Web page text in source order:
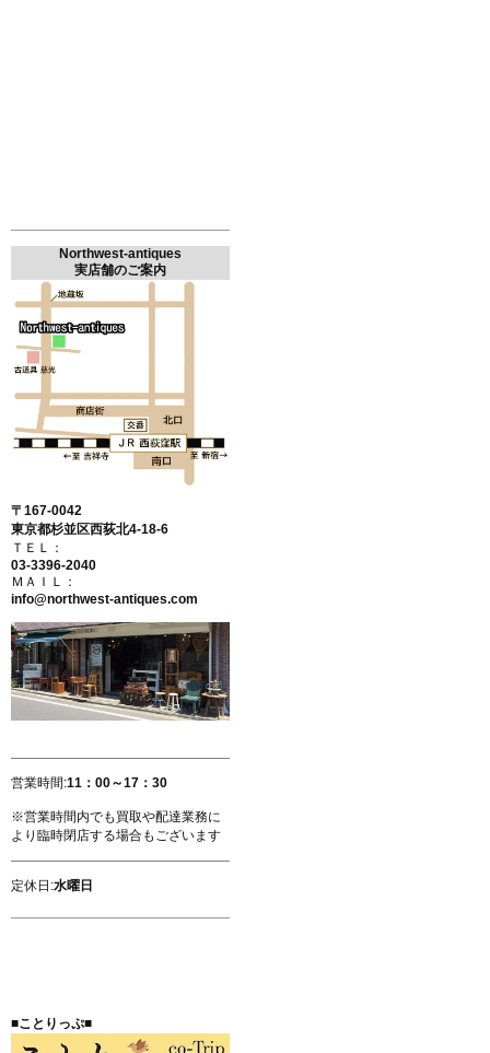
Northwest-antiques
実店舗のご案内
〒167-0042
東京都杉並区西荻北4-18-6
ＴＥＬ：
03-3396-2040
ＭＡＩＬ：
info@northwest-antiques.com
営業時間:11：00～17：30
※営業時間内でも買取や配達業務に
より臨時閉店する場合もございます
定休日:水曜日
■ことりっぷ■